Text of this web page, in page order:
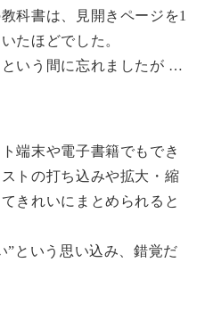
科書は、見開きページを1
たほどでした。
という間に忘れましたが …
端末や電子書籍でもでき
トの打ち込みや拡大・縮
きれいにまとめられると
”という思い込み、錯覚だ